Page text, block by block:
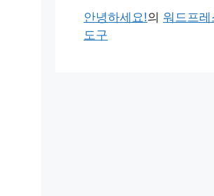
안녕하세요!의 워드프
도구